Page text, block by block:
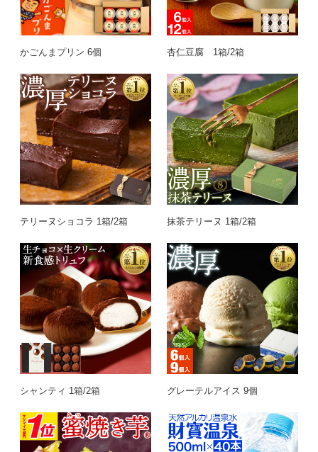
かごんまプリン 6個 杏仁豆腐 1箱/2箱
テリーヌショコラ 1箱/2箱 抹茶テリーヌ 1箱/2箱
シャンティ 1箱/2箱 グレーテルアイス 9個